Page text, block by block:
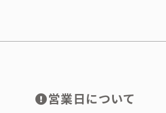
営業日について